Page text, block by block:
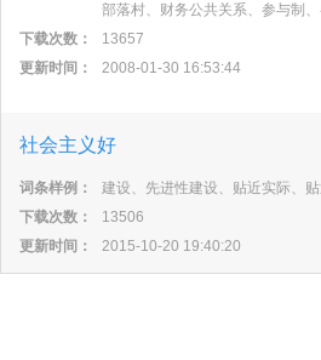
部落村、财务公共关系、参与制
下载次数：
13657
更新时间：
2008-01-30 16:53:44
社会主义好
词条样例：
建设、先进性建设、贴近实际、
下载次数：
13506
更新时间：
2015-10-20 19:40:20